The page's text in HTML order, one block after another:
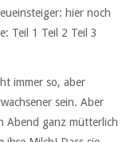
hier noch
Teil 1 Teil 2 Teil 3
immer so, aber
sein. Aber
Abend ganz mütterlich